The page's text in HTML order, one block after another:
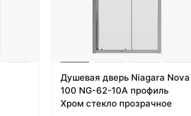
Душевая дверь Niagara Nova
100 NG-62-10A профиль
Хром стекло прозрачное